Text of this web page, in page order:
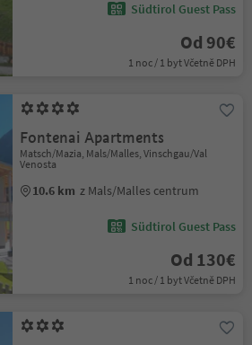
Südtirol Guest Pass
Od 90€
1 noc / 1 byt Včetně DPH
Fontenai Apartments
Matsch/Mazia, Mals/Malles, Vinschgau/Val
Venosta
10.6 km z Mals/Malles centrum
Südtirol Guest Pass
Od 130€
1 noc / 1 byt Včetně DPH